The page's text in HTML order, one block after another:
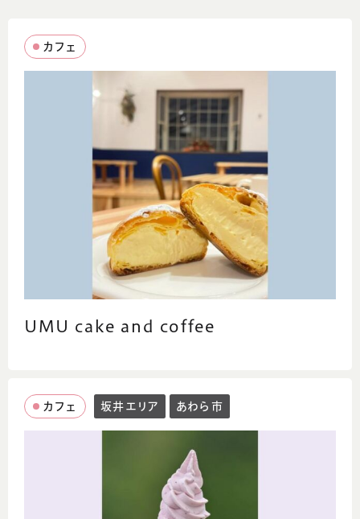
不定休、祝日
朝からお酒が呑める
毎日、日替りランチ（7～8 品ついてます）
モーニングに、秋田県産天然生はちみつがつ
いてます。
カフェ
UMU cake and coffee
カフェ 坂井エリア あわら市